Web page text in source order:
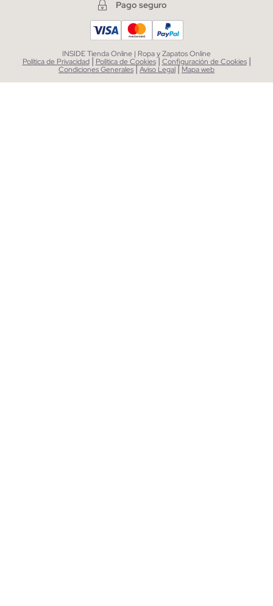
Pago seguro
INSIDE Tienda Online | Ropa y Zapatos Online
Política de Privacidad | Política de Cookies| Configuración de Cookies |
Condiciones Generales|Aviso Legal| Mapa web